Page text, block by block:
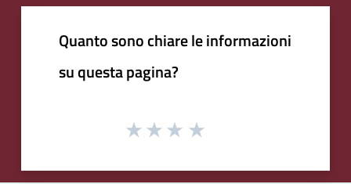
Quanto sono chiare le informazioni
su questa pagina?